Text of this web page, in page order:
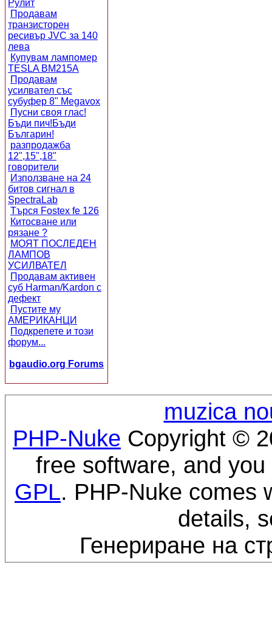
Рулит
Продавам
транзисторен
ресивър JVC за 140
лева
Купувам лампомер
TESLA BM215A
Продавам
усилвател със
субуфер 8" Megavox
Пусни своя глас!
Бъди пич!Бъди
Българин!
разпродажба
12",15",18"
говорители
Използване на 24
битов сигнал в
SpectraLab
Търся Fostex fe 126
Китосване или
рязане ?
МОЯТ ПОСЛЕДЕН
ЛАМПОВ
УСИЛВАТЕЛ
Продавам активен
суб Harman/Kardon с
дефект
Пустите му
АМЕРИКАНЦИ
Подкрепете и този
форум...
bgaudio.org Forums
muzica
PHP-Nuke Copyright ©
free software, and
GPL. PHP-Nuke comes
details,
Генериране на